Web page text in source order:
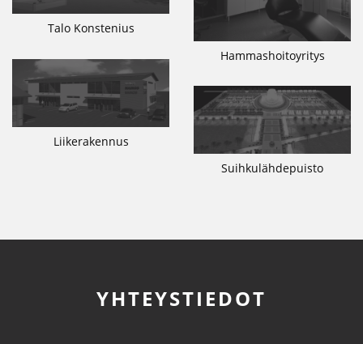
Talo Konstenius
Hammashoitoyritys
Liikerakennus
Suihkulähdepuisto
YHTEYSTIEDOT